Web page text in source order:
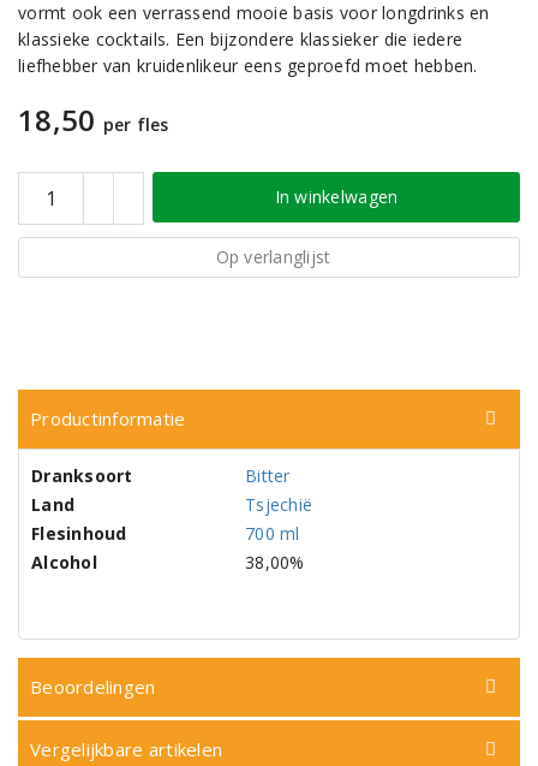
vormt ook een verrassend mooie basis voor longdrinks en
klassieke cocktails. Een bijzondere klassieker die iedere
liefhebber van kruidenlikeur eens geproefd moet hebben.
18,50 per fles
In winkelwagen
Op verlanglijst
Productinformatie
Dranksoort
Bitter
Land
Tsjechië
Flesinhoud
700 ml
Alcohol
38,00%
Beoordelingen
Vergelijkbare artikelen